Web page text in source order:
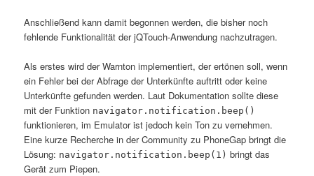
Anschließend kann damit begonnen werden, die bisher noch
fehlende Funktionalität der jQTouch-Anwendung nachzutragen.
Als erstes wird der Warnton implementiert, der ertönen soll, wenn
ein Fehler bei der Abfrage der Unterkünfte auftritt oder keine
Unterkünfte gefunden werden. Laut Dokumentation sollte diese
mit der Funktion navigator.notification.beep()
funktionieren, im Emulator ist jedoch kein Ton zu vernehmen.
Eine kurze Recherche in der Community zu PhoneGap bringt die
Lösung: navigator.notification.beep(1) bringt das
Gerät zum Piepen.